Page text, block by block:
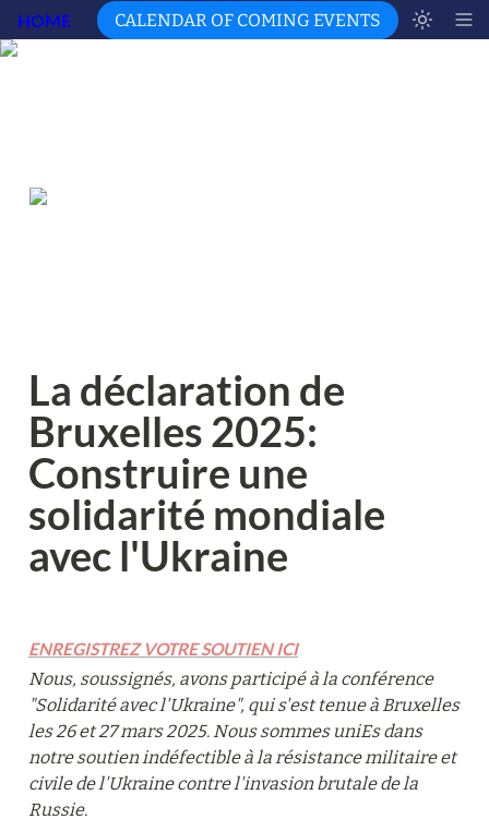
HOME CALENDAR OF COMING EVENTS
La déclaration de
Bruxelles 2025:
Construire une
solidarité mondiale
avec l'Ukraine
ENREGISTREZ VOTRE SOUTIEN ICI
Nous, soussignés, avons participé à la conférence
"Solidarité avec l'Ukraine", qui s'est tenue à Bruxelles
les 26 et 27 mars 2025. Nous sommes uniEs dans
notre soutien indéfectible à la résistance militaire et
civile de l'Ukraine contre l'invasion brutale de la
Russie.